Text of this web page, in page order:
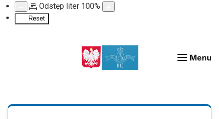
Odstęp liter 100%
Reset
Menu